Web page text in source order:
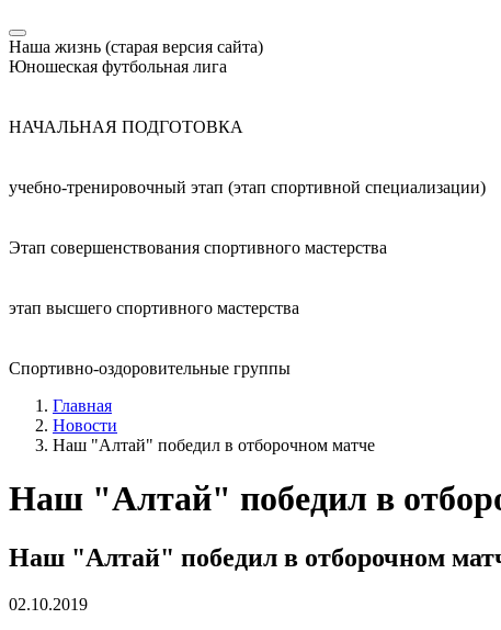
Наша жизнь (старая версия сайта)
Юношеская футбольная лига
НАЧАЛЬНАЯ ПОДГОТОВКА
учебно-тренировочный этап (этап спортивной специализации)
Этап совершенствования спортивного мастерства
этап высшего спортивного мастерства
Спортивно-оздоровительные группы
Главная
Новости
Наш "Алтай" победил в отборочном матче
Наш "Алтай" победил в
Наш "Алтай" победил в отборочном
02.10.2019